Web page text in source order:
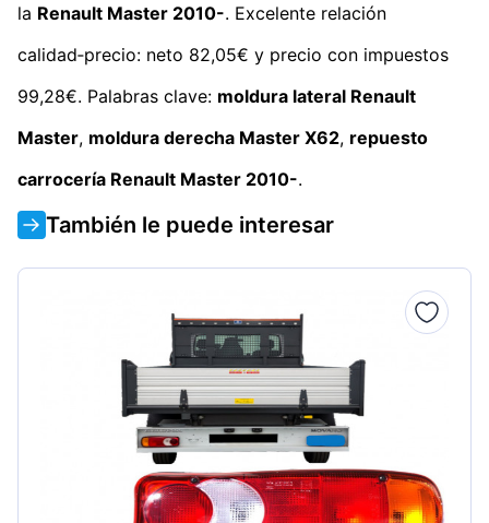
la Renault Master 2010-. Excelente relación
calidad‑precio: neto 82,05€ y precio con impuestos
99,28€. Palabras clave: moldura lateral Renault
Master, moldura derecha Master X62, repuesto
carrocería Renault Master 2010-.
También le puede interesar